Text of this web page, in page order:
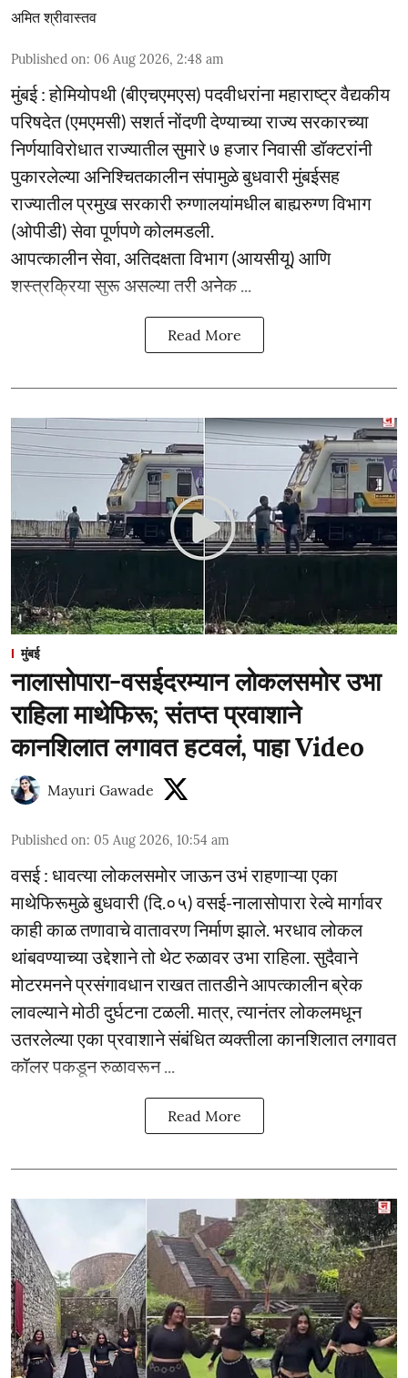
अमित श्रीवास्तव
Published on: 06 Aug 2026, 2:48 am
मुंबई : होमियोपथी (बीएचएमएस) पदवीधरांना महाराष्ट्र वैद्यकीय
परिषदेत (एमएमसी) सशर्त नोंदणी देण्याच्या राज्य सरकारच्या
निर्णयाविरोधात राज्यातील सुमारे ७ हजार निवासी डॉक्टरांनी
पुकारलेल्या अनिश्चितकालीन संपामुळे बुधवारी मुंबईसह
राज्यातील प्रमुख सरकारी रुग्णालयांमधील बाह्यरुग्ण विभाग
(ओपीडी) सेवा पूर्णपणे कोलमडली.
आपत्कालीन सेवा, अतिदक्षता विभाग (आयसीयू) आणि
शस्त्रक्रिया सुरू असल्या तरी अनेक ...
Read More
मुंबई
नालासोपारा-वसईदरम्यान लोकलसमोर उभा
राहिला माथेफिरू; संतप्त प्रवाशाने
कानशिलात लगावत हटवलं, पाहा Video
Mayuri Gawade
Published on: 05 Aug 2026, 10:54 am
वसई : धावत्या लोकलसमोर जाऊन उभं राहणाऱ्या एका
माथेफिरूमुळे बुधवारी (दि.०५) वसई-नालासोपारा रेल्वे मार्गावर
काही काळ तणावाचे वातावरण निर्माण झाले. भरधाव लोकल
थांबवण्याच्या उद्देशाने तो थेट रुळावर उभा राहिला. सुदैवाने
मोटरमनने प्रसंगावधान राखत तातडीने आपत्कालीन ब्रेक
लावल्याने मोठी दुर्घटना टळली. मात्र, त्यानंतर लोकलमधून
उतरलेल्या एका प्रवाशाने संबंधित व्यक्तीला कानशिलात लगावत
कॉलर पकडून रुळावरून ...
Read More